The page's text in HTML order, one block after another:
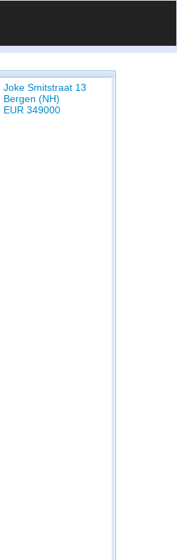
Joke Smitstraat 13
Bergen (NH)
EUR 349000